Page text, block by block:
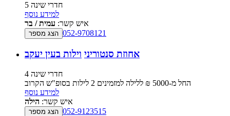
5 חדרי שינה
למידע נוסף
איש קשר: עמית / בר
הצג מספר 052-9708121
אחוזת סנטוריני וילות בעין יעקב
4 חדרי שינה
החל מ-‏5000 ₪ ללילה למזמינים 2 לילות בסופ"ש הקרוב
למידע נוסף
איש קשר: הילה
הצג מספר 052-9123515